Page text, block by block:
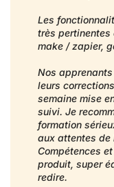
Les
très pertinentes
make / zapier,
Nos
leurs
semaine mise
suivi. Je
formation
aux attentes de
Compétences
produit, super
redire.